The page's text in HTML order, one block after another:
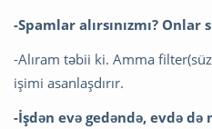
-Spamlar alırsınızmı? Onlar
-Alıram təbii ki. Amma
işimi asanlaşdırır.
-İşdən evə gedəndə, evdə